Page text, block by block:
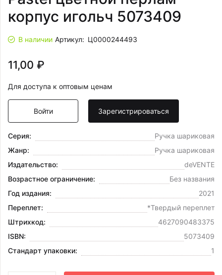
корпус игольч 5073409
В наличии Артикул: Ц0000244493
11,00 ₽
Для доступа к оптовым ценам
Войти Зарегистрироваться
Серия:
Ручка шариковая
Жанр:
Ручка шариковая
Издательство:
deVENTE
Возрастное ограничение:
Без названия
Год издания:
2021
Переплет:
*Твердый переплет
Штрихкод:
4627090483375
ISBN:
5073409
Стандарт упаковки:
1